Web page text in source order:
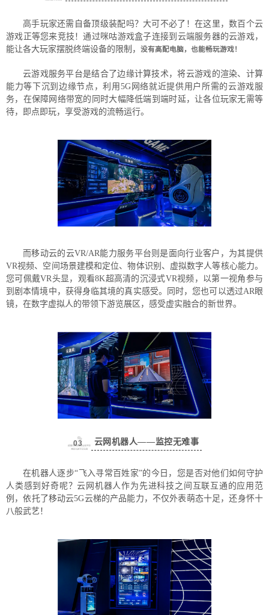
高手玩家还需自备顶级装配吗？大可不必了！在这里，数百个云
游戏正等您来竞技！通过咪咕游戏盒子连接到云端服务器的云游戏，
能让各大玩家摆脱终端设备的限制， 没有高配电脑，也能畅玩游戏！
云游戏服务平台是结合了边缘计算技术，将云游戏的渲染、计算
能力等下沉到边缘节点，利用5G网络就近提供用户所需的云游戏服
务，在保障网络带宽的同时大幅降低端到端时延，让各位玩家无需等
待，即点即玩，享受游戏的流畅运行。
而移动云的云VR/AR能力服务平台则是面向行业客户，为其提供
VR视频、空间场景建模和定位、物体识别、虚拟数字人等核心能力。
您可佩戴VR头显，观看8K超高清的沉浸式VR视频，以第一视角参与
到剧本情境中，获得身临其境的真实感受。同时，您也可以透过AR眼
镜，在数字虚拟人的带领下游览展区，感受虚实融合的新世界。
03 云网机器人——监控无难事
在机器人逐步“飞入寻常百姓家”的今日，您是否对他们如何守护
人类感到好奇呢？云网机器人作为先进科技之间互联互通的应用范
例，依托了移动云5G云梯的产品能力，不仅外表萌态十足，还身怀十
八般武艺！